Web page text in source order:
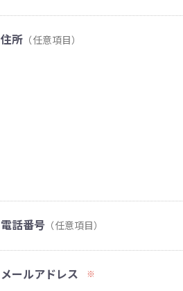
住所 （任意項目）
電話番号 （任意項目）
メールアドレス ※